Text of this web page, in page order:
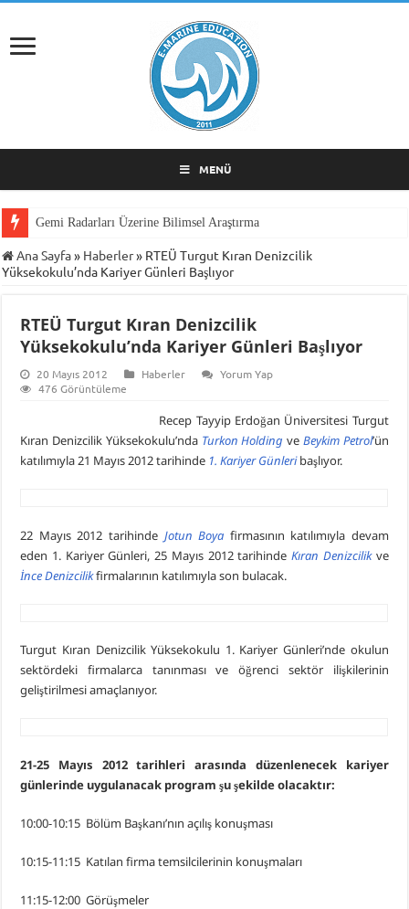
MENÜ
Gemi Radarları Üzerine Bilimsel Araştırma
Ana Sayfa» Haberler» RTEÜ Turgut Kıran Denizcilik
Yüksekokulu’nda Kariyer Günleri Başlıyor
RTEÜ Turgut Kıran Denizcilik
Yüksekokulu’nda Kariyer Günleri Başlıyor
20 Mayıs 2012 Haberler
Yorum Yap
476 Görüntüleme
Recep Tayyip Erdoğan Üniversitesi Turgut
Kıran Denizcilik Yüksekokulu’nda Turkon Holding ve Beykim Petrol’ün
katılımıyla 21 Mayıs 2012 tarihinde 1. Kariyer Günleribaşlıyor.
22 Mayıs 2012 tarihinde Jotun Boya firmasının katılımıyla devam
eden 1. Kariyer Günleri, 25 Mayıs 2012 tarihindeKıran Denizcilikve
İnce Denizcilikfirmalarının katılımıyla son bulacak.
Turgut Kıran Denizcilik Yüksekokulu 1. Kariyer Günleri’nde okulun
sektördeki firmalarca tanınması ve öğrenci sektör ilişkilerinin
geliştirilmesi amaçlanıyor.
21-25 Mayıs 2012 tarihleri arasında düzenlenecek kariyer
günlerinde uygulanacak program şu şekilde olacaktır:
10:00-10:15 Bölüm Başkanı’nın açılış konuşması
10:15-11:15 Katılan firma temsilcilerinin konuşmaları
11:15-12:00 Görüşmeler